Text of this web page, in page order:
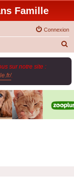
Famille
Connexion
e
r
sur notre site :
.